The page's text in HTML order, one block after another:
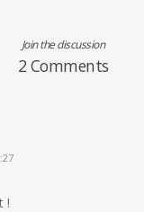
Join the discussion
2 Comments
!